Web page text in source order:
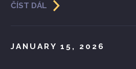
ČÍST DÁL
JANUARY 15, 2026